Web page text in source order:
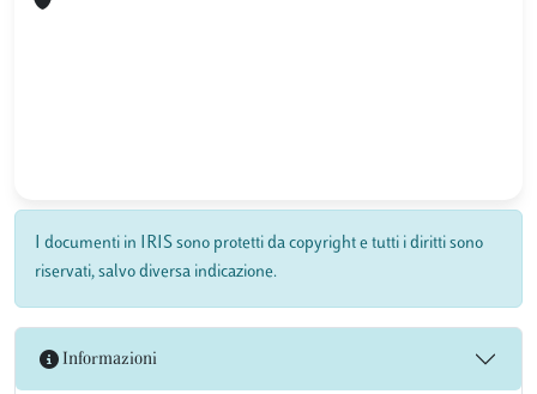
I documenti in IRIS sono protetti da copyright e tutti i diritti sono
riservati, salvo diversa indicazione.
Informazioni